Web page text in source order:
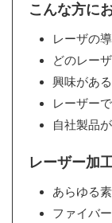
こんな方に
レーザの
どのレー
興味があ
レーザー
自社製品
レーザー加
あらゆる
ファイバ